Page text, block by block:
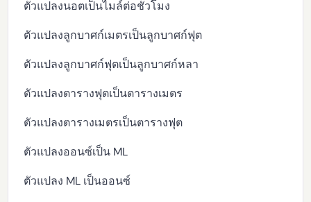
ตัวแปลงนอตเป็นไมล์ต่อชั่วโมง
ตัวแปลงลูกบาศก์เมตรเป็นลูกบาศก์ฟุต
ตัวแปลงลูกบาศก์ฟุตเป็นลูกบาศก์หลา
ตัวแปลงตารางฟุตเป็นตารางเมตร
ตัวแปลงตารางเมตรเป็นตารางฟุต
ตัวแปลงออนซ์เป็น ML
ตัวแปลง ML เป็นออนซ์